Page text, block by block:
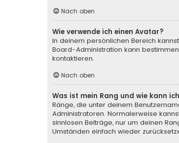
Nach oben
Wie verwende ich einen Avatar?
In deinem persönlichen Bereich
Board-Administration kann
kontaktieren.
Nach oben
Was ist mein Rang und wie kann
Ränge, die unter deinem
Administratoren. Normalerweise
sinnlosen Beiträge, nur um deinen
Umständen einfach wieder